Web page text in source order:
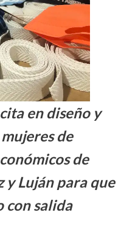
en diseño y
de
de
y Luján para que
con salida